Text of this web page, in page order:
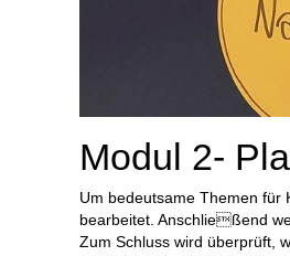
Modul 2-
Um bedeutsame Themen für
bearbeitet. Anschließend
Zum Schluss wird überprüft,